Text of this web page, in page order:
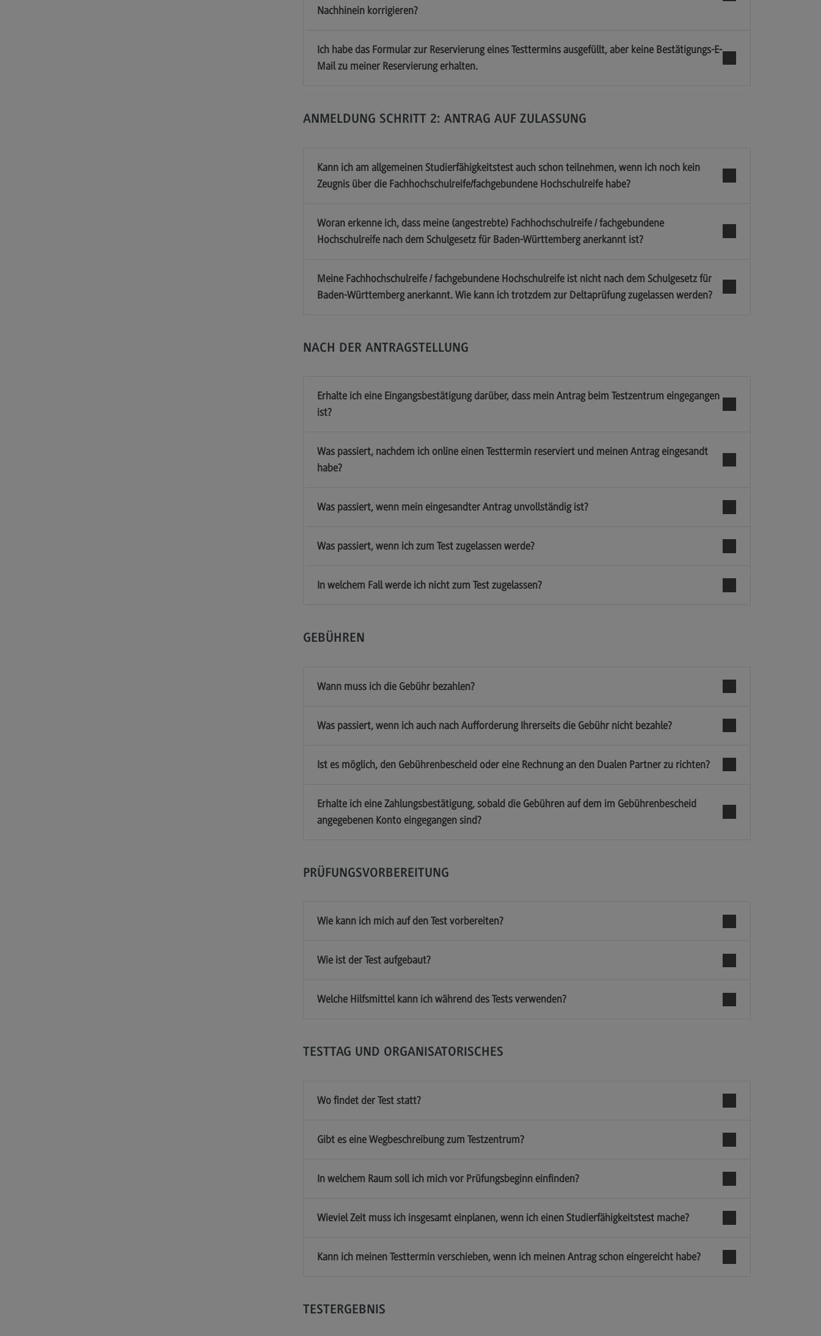
Nachhinein korrigieren?
Ich habe das Formular zur Reservierung eines Testtermins ausgefüllt, aber keine Bestätigungs-E-
Mail zu meiner Reservierung erhalten.
ANMELDUNG SCHRITT 2: ANTRAG AUF ZULASSUNG
Kann ich am allgemeinen Studierfähigkeitstest auch schon teilnehmen, wenn ich noch kein
Zeugnis über die Fachhochschulreife/fachgebundene Hochschulreife habe?
Woran erkenne ich, dass meine (angestrebte) Fachhochschulreife / fachgebundene
Hochschulreife nach dem Schulgesetz für Baden-Württemberg anerkannt ist?
Meine Fachhochschulreife / fachgebundene Hochschulreife ist nicht nach dem Schulgesetz für
Baden-Württemberg anerkannt. Wie kann ich trotzdem zur Deltaprüfung zugelassen werden?
NACH DER ANTRAGSTELLUNG
Erhalte ich eine Eingangsbestätigung darüber, dass mein Antrag beim Testzentrum eingegangen
ist?
Was passiert, nachdem ich online einen Testtermin reserviert und meinen Antrag eingesandt
habe?
Was passiert, wenn mein eingesandter Antrag unvollständig ist?
Was passiert, wenn ich zum Test zugelassen werde?
In welchem Fall werde ich nicht zum Test zugelassen?
GEBÜHREN
Wann muss ich die Gebühr bezahlen?
Was passiert, wenn ich auch nach Aufforderung Ihrerseits die Gebühr nicht bezahle?
Ist es möglich, den Gebührenbescheid oder eine Rechnung an den Dualen Partner zu richten?
Erhalte ich eine Zahlungsbestätigung, sobald die Gebühren auf dem im Gebührenbescheid
angegebenen Konto eingegangen sind?
PRÜFUNGSVORBEREITUNG
Wie kann ich mich auf den Test vorbereiten?
Wie ist der Test aufgebaut?
Welche Hilfsmittel kann ich während des Tests verwenden?
TESTTAG UND ORGANISATORISCHES
Wo findet der Test statt?
Gibt es eine Wegbeschreibung zum Testzentrum?
In welchem Raum soll ich mich vor Prüfungsbeginn einfinden?
Wieviel Zeit muss ich insgesamt einplanen, wenn ich einen Studierfähigkeitstest mache?
Kann ich meinen Testtermin verschieben, wenn ich meinen Antrag schon eingereicht habe?
TESTERGEBNIS